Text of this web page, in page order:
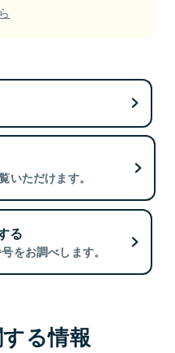
いただけます。
る
をお調べします。
る情報